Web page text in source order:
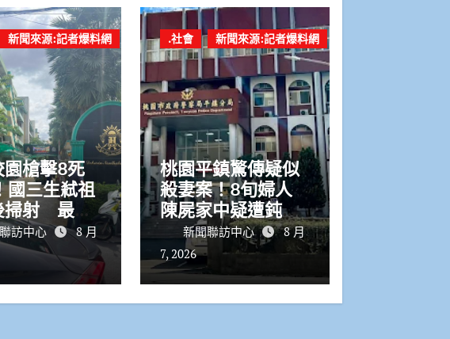
新聞來源:記者爆料網
槍擊8死
國三生弒祖
掃射 最後
亡
訪中心 8 月
.社會 新聞來源:記者爆料網
桃園平鎮驚傳疑似
殺妻案！8旬婦人
陳屍家中疑遭鈍器
殺害「右臉幾乎砸
爛」 丈夫被警帶
回偵訊
新聞聯訪中心
8 月
7, 2026